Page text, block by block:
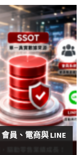
員、電商與 LINE